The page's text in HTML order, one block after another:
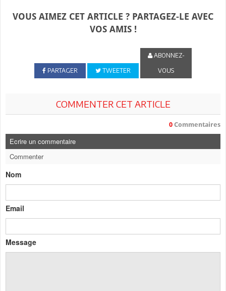
VOUS AIMEZ CET ARTICLE ? PARTAGEZ-LE AVEC
VOS AMIS !
PARTAGER TWEETER
ABONNEZ-
VOUS
COMMENTER CET ARTICLE
0 Commentaires
Ecrire un commentaire
Commenter
Nom
Email
Message